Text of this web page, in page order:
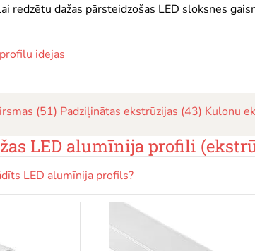
redzētu dažas pārsteidzošas LED sloksnes
idejas
(51) Padziļinātas ekstrūzijas (43) Kulonu
LED alumīnija profili
LED alumīnija profils?